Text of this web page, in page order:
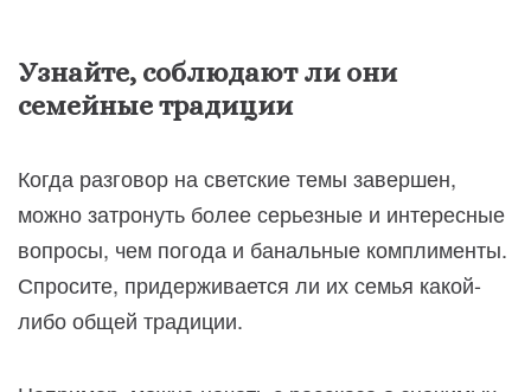
Узнайте, соблюдают ли они
семейные традиции
Когда разговор на светские темы завершен,
можно затронуть более серьезные и интересные
вопросы, чем погода и банальные комплименты.
Спросите, придерживается ли их семья какой-
либо общей традиции.